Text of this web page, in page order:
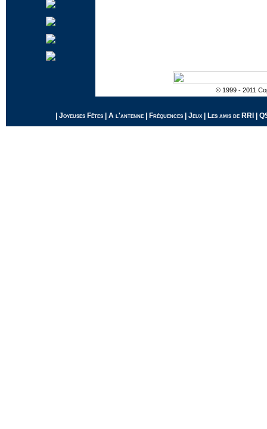
© 1999 - 2011
Joyeuses Fêtes A l'antenne Fréquences Jeux Les amis de RRI